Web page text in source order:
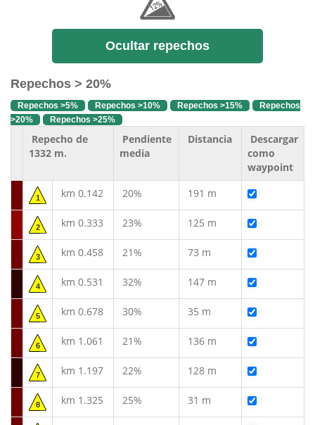
Ocultar repechos
Repechos > 20%
Repechos >5% Repechos >10% Repechos >15%
Repechos
>20%
Repechos >25%
Repecho de
1332 m.
Pendiente
media
Distancia
Descargar
como
waypoint
1 km 0.142 20% 191 m
2 km 0.333 23% 125 m
3 km 0.458 21% 73 m
4 km 0.531 32% 147 m
5 km 0.678 30% 35 m
6 km 1.061 21% 136 m
7 km 1.197 22% 128 m
8 km 1.325 25% 31 m